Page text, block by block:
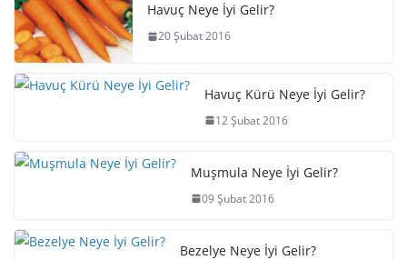
Havuç Neye İyi Gelir?
20 Şubat 2016
Havuç Kürü Neye İyi Gelir?
12 Şubat 2016
Muşmula Neye İyi Gelir?
09 Şubat 2016
Bezelye Neye İyi Gelir?